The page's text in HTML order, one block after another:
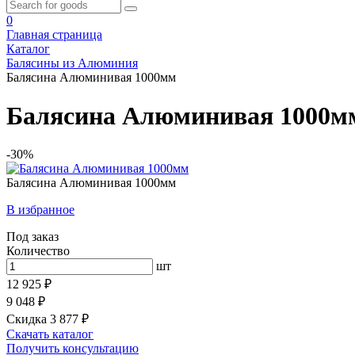
0
Главная страница
Каталог
Балясины из Алюминия
Балясина Алюминивая 1000мм
Балясина Алюминивая
-30%
Балясина Алюминивая 1000мм
В избранное
Под заказ
Количество
шт
12 925 ₽
9 048 ₽
Скидка 3 877 ₽
Скачать каталог
Получить консультацию